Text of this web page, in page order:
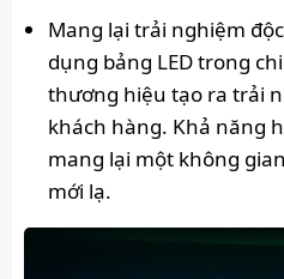
Mang lại trải nghiệm
dụng bảng LED trong
thương hiệu tạo ra trải
khách hàng. Khả năng
mang lại một không
mới lạ.